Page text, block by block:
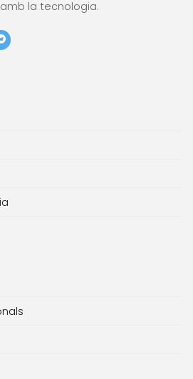
la tecnologia.